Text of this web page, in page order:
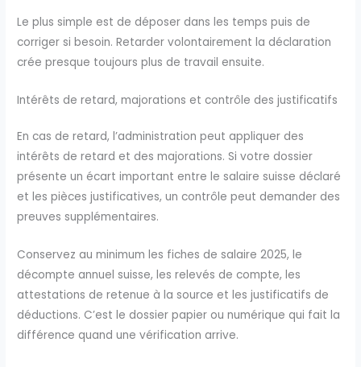
Le plus simple est de déposer dans les temps puis de
corriger si besoin. Retarder volontairement la déclaration
crée presque toujours plus de travail ensuite.
Intérêts de retard, majorations et contrôle des justificatifs
En cas de retard, l’administration peut appliquer des
intérêts de retard et des majorations. Si votre dossier
présente un écart important entre le salaire suisse déclaré
et les pièces justificatives, un contrôle peut demander des
preuves supplémentaires.
Conservez au minimum les fiches de salaire 2025, le
décompte annuel suisse, les relevés de compte, les
attestations de retenue à la source et les justificatifs de
déductions. C’est le dossier papier ou numérique qui fait la
différence quand une vérification arrive.